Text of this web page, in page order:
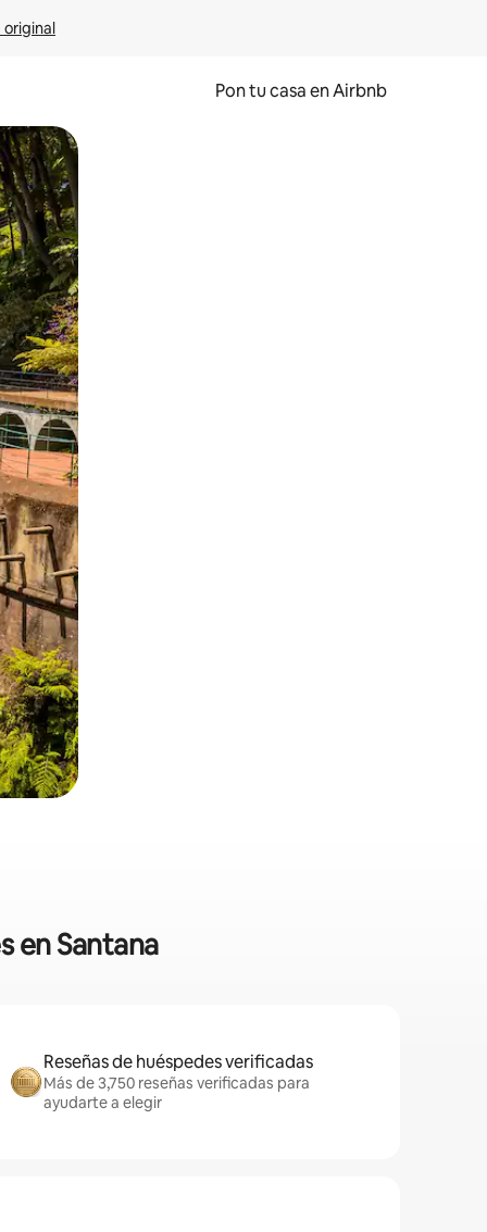
original
Pon tu casa en Airbnb
desliza el dedo.
en Santana
Reseñas de huéspedes verificadas
Más de 3,750 reseñas verificadas para
ayudarte a elegir